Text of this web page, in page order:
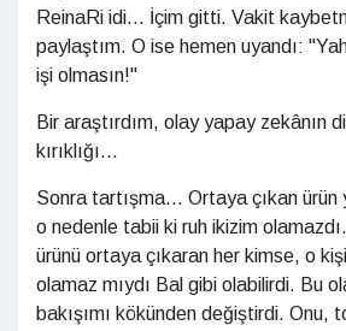
ReinaRi idi... İçim gitti. Vakit
paylaştım. O ise hemen uyandı:
işi olmasın!"
Bir araştırdım, olay yapay zekânın
kırıklığı...
Sonra tartışma... Ortaya çıkan ürün
o nedenle tabii ki ruh ikizim
ürünü ortaya çıkaran her kimse, o
olamaz mıydı Bal gibi olabilirdi. Bu
bakışımı kökünden değiştirdi. Onu,